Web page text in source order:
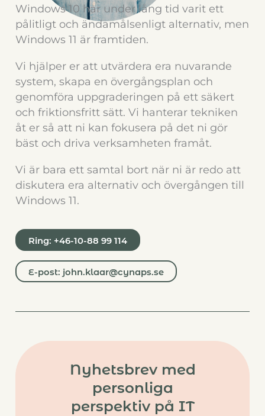
Windows 10 har under lång tid varit ett
pålitligt och ändamålsenligt alternativ, men
Windows 11 är framtiden.
Vi hjälper er att utvärdera era nuvarande
system, skapa en övergångsplan och
genomföra uppgraderingen på ett säkert
och friktionsfritt sätt. Vi hanterar tekniken
åt er så att ni kan fokusera på det ni gör
bäst och driva verksamheten framåt.
Vi är bara ett samtal bort när ni är redo att
diskutera era alternativ och övergången till
Windows 11.
Ring: +46-10-88 99 114
E-post: john.klaar@cynaps.se
Nyhetsbrev med
personliga
perspektiv på IT